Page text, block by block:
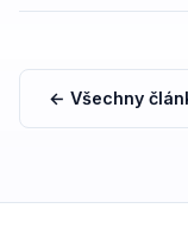
← Všechny